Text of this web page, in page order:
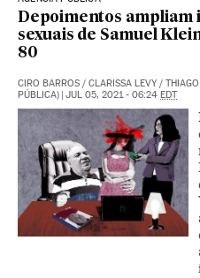
Depoimentos ampliam
sexuais de Samuel
80
CIRO BARROS / CLARISSA LEVY /
PÚBLICA) | JUL 05, 2021 - 06:24 EDT